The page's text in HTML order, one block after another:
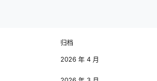
归档
2026 年 4 月